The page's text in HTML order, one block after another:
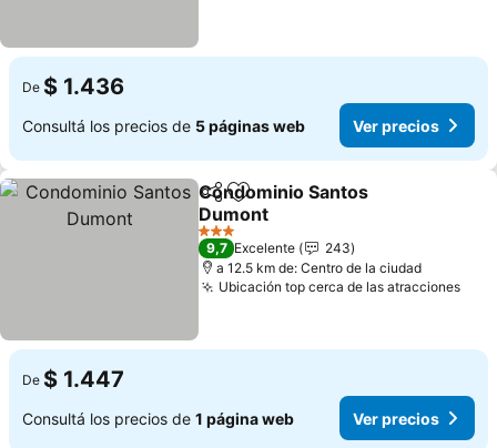
De $ 1.436
Consultá los precios de 5 páginas web Ver precios
CompartirAñadir a favoritos
Condominio Santos
Dumont
Ver precios
3 Estrellas
9,7 Excelente
243
a 12.5 km de: Centro de la ciudad
Ubicación top cerca de las atraccionesVer
De $ 1.447
Consultá los precios de 1 página web Ver precios